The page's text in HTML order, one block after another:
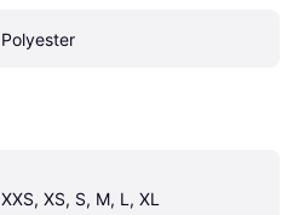
Polyester
XXS, XS, S, M, L, XL